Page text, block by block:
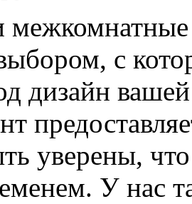
с
дизайн
уверены,
У нас